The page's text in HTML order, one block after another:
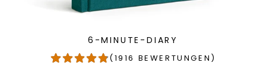
6-MINUTE-DIARY
(1916 BEWERTUNGEN)